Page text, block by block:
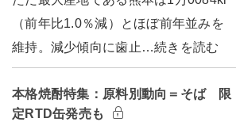
（前年比1.0％減）とほぼ前年並みを
維持。減少傾向に歯止…続きを読む
本格焼酎特集：原料別動向＝そば 限
定RTD缶発売も